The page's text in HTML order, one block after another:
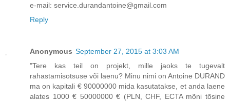
e-mail: service.durandantoine@gmail.com
Reply
Anonymous September 27, 2015 at 3:03 AM
"Tere kas teil on projekt, mille jaoks te tugevalt
rahastamisotsuse või laenu? Minu nimi on Antoine DURAND
ma on kapitali € 90000000 mida kasutatakse, et anda laene
alates 1000 € 50000000 € (PLN, CHF, ECTA mõni tõsine